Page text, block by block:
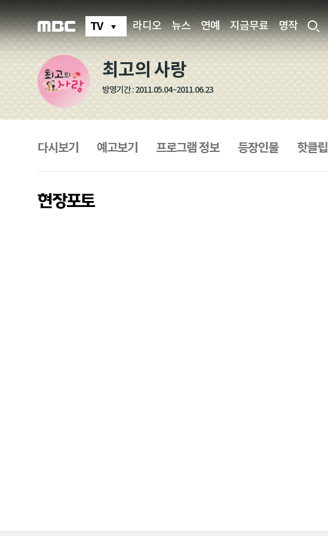
TV 라디오 뉴스 연예 지금무료 명작
의
사
랑
현
최고의 사랑
방영기간 : 2011.05.04~2011.06.23
다시보기 예고보기 프로그램 정보 등장인물 핫클립
현장포토